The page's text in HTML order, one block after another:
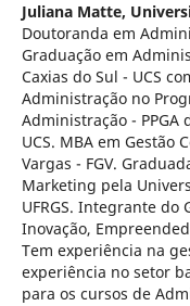
Juliana Matte,
Doutoranda em
Graduação em
Caxias do Sul - UCS
Administração no
Administração - PPGA
UCS. MBA em Gestão
Vargas - FGV.
Marketing pela
UFRGS. Integrante do
Inovação,
Tem experiência na
experiência no setor
para os cursos de